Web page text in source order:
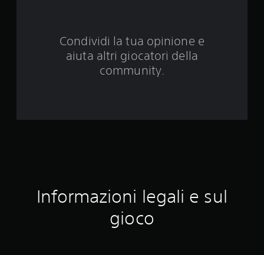
a
Condividi la tua opinione e
aiuta altri giocatori della
community.
Informazioni legali e sul
gioco